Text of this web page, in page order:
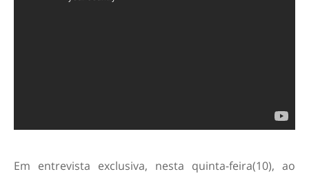
Em entrevista exclusiva, nesta quinta-feira(10), ao